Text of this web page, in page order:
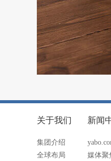
关于我们
集团介绍
全球布局
新闻
媒体聚